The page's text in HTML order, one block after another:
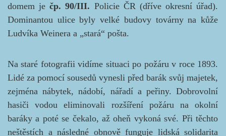
domem ječp. 90/III. Policie ČR (dříve okresní úřad).
Dominantou ulice byly velké budovy továrny na kůže
Ludvíka Weinera a „stará“ pošta.
Na staré fotografii vidíme situaci po požáru v roce 1893.
Lidé za pomocí sousedů vynesli před barák svůj majetek,
zejména nábytek, nádobí, nářadí a peřiny. Dobrovolní
hasiči vodou eliminovali rozšíření požáru na okolní
baráky a poté se čekalo, až oheň vykoná své. Při těchto
neštěstích a následné obnově funguje lidská solidarita